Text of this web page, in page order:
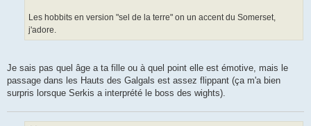
Les hobbits en version "sel de la terre" on un accent du Somerset,
j'adore.
Je sais pas quel âge a ta fille ou à quel point elle est émotive, mais le
passage dans les Hauts des Galgals est assez flippant (ça m'a bien
surpris lorsque Serkis a interprété le boss des wights).